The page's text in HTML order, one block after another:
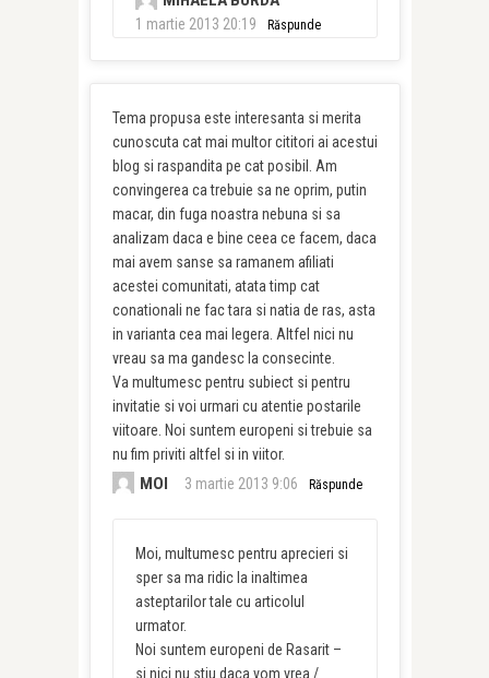
1 martie 2013 20:19 Răspunde
Tema propusa este interesanta si merita
cunoscuta cat mai multor cititori ai acestui
blog si raspandita pe cat posibil. Am
convingerea ca trebuie sa ne oprim, putin
macar, din fuga noastra nebuna si sa
analizam daca e bine ceea ce facem, daca
mai avem sanse sa ramanem afiliati
acestei comunitati, atata timp cat
conationali ne fac tara si natia de ras, asta
in varianta cea mai legera. Altfel nici nu
vreau sa ma gandesc la consecinte.
Va multumesc pentru subiect si pentru
invitatie si voi urmari cu atentie postarile
viitoare. Noi suntem europeni si trebuie sa
nu fim priviti altfel si in viitor.
MOI 3 martie 2013 9:06 Răspunde
Moi, multumesc pentru aprecieri si
sper sa ma ridic la inaltimea
asteptarilor tale cu articolul
urmator.
Noi suntem europeni de Rasarit –
si nici nu stiu daca vom vrea /